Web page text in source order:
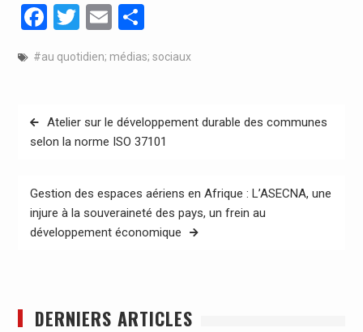
Facebook
Twitter
EmailPartager
#au quotidien; médias; sociaux
Navigation
de
Atelier sur le développement durable des communes
selon la norme ISO 37101
Gestion des espaces aériens en Afrique : L’ASECNA, une
injure à la souveraineté des pays, un frein au
développement économique
DERNIERS ARTICLES